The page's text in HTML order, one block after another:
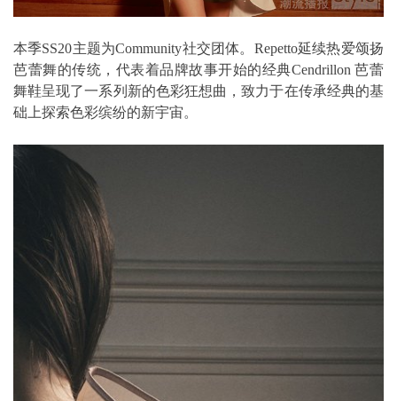
本季SS20主题为Community社交团体。Repetto延续热爱颂扬
芭蕾舞的传统，代表着品牌故事开始的经典Cendrillon 芭蕾
舞鞋呈现了一系列新的色彩狂想曲，致力于在传承经典的基
础上探索色彩缤纷的新宇宙。